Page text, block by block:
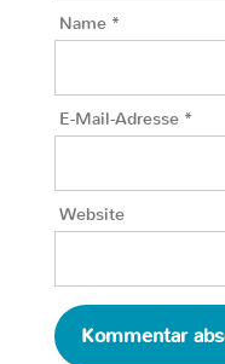
Name *
E-Mail-Adresse *
Website